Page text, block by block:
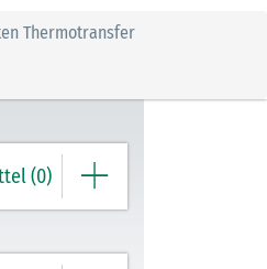
Thermotransfer
(0)